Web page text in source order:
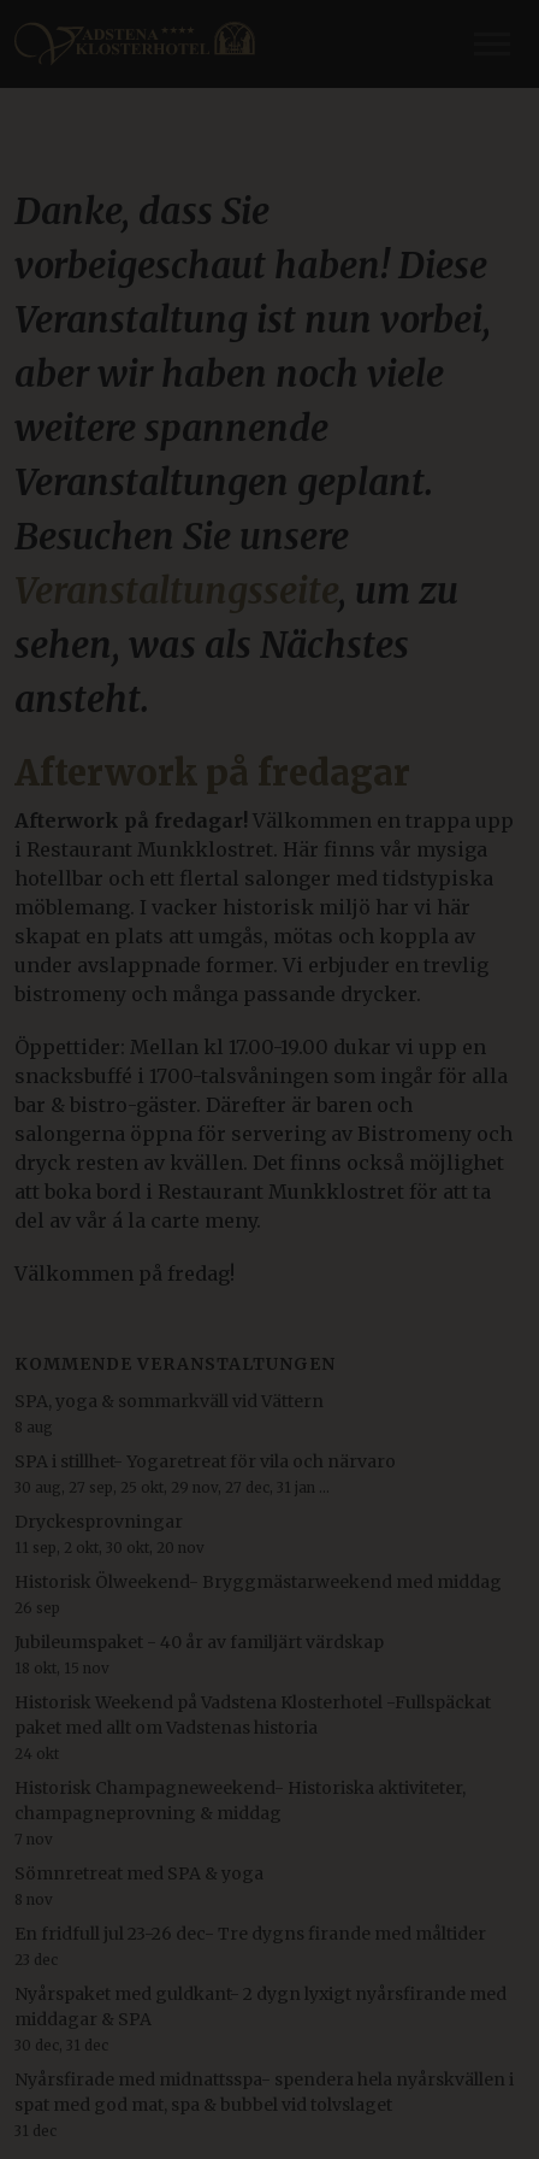
Danke, dass Sie
vorbeigeschaut haben! Diese
Veranstaltung ist nun vorbei,
aber wir haben noch viele
weitere spannende
Veranstaltungen geplant.
Besuchen Sie unsere
Veranstaltungsseite, um zu
sehen, was als Nächstes
ansteht.
Afterwork på fredagar
Afterwork på fredagar! Välkommen en trappa upp
i Restaurant Munkklostret. Här finns vår mysiga
hotellbar och ett flertal salonger med tidstypiska
möblemang. I vacker historisk miljö har vi här
skapat en plats att umgås, mötas och koppla av
under avslappnade former. Vi erbjuder en trevlig
bistromeny och många passande drycker.
Öppettider: Mellan kl 17.00-19.00 dukar vi upp en
snacksbuffé i 1700-talsvåningen som ingår för alla
bar & bistro-gäster. Därefter är baren och
salongerna öppna för servering av Bistromeny och
dryck resten av kvällen. Det finns också möjlighet
att boka bord i Restaurant Munkklostret för att ta
del av vår á la carte meny.
Välkommen på fredag!
KOMMENDE VERANSTALTUNGEN
SPA, yoga & sommarkväll vid Vättern
8 aug
SPA i stillhet- Yogaretreat för vila och närvaro
30 aug, 27 sep, 25 okt, 29 nov, 27 dec, 31 jan ...
Dryckesprovningar
11 sep, 2 okt, 30 okt, 20 nov
Historisk Ölweekend- Bryggmästarweekend med middag
26 sep
Jubileumspaket - 40 år av familjärt värdskap
18 okt, 15 nov
Historisk Weekend på Vadstena Klosterhotel -Fullspäckat
paket med allt om Vadstenas historia
24 okt
Historisk Champagneweekend- Historiska aktiviteter,
champagneprovning & middag
7 nov
Sömnretreat med SPA & yoga
8 nov
En fridfull jul 23-26 dec- Tre dygns firande med måltider
23 dec
Nyårspaket med guldkant- 2 dygn lyxigt nyårsfirande med
middagar & SPA
30 dec, 31 dec
Nyårsfirade med midnattsspa- spendera hela nyårskvällen i
spat med god mat, spa & bubbel vid tolvslaget
31 dec